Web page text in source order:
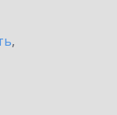
,